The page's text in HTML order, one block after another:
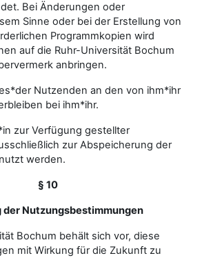
Bei Änderungen oder
Sinne oder bei der Erstellung von
Programmkopien wird
auf die Ruhr-Universität Bochum
anbringen.
Nutzenden an den von ihm*ihr
bei ihm*ihr.
zur Verfügung gestellter
zur Abspeicherung der
werden.
§ 10
der Nutzungsbestimmungen
Bochum behält sich vor, diese
mit Wirkung für die Zukunft zu